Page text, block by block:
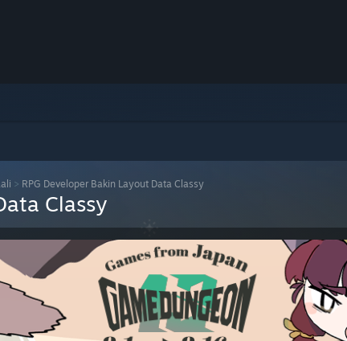
> RPG Developer Bakin Layout Data Classy
Classy